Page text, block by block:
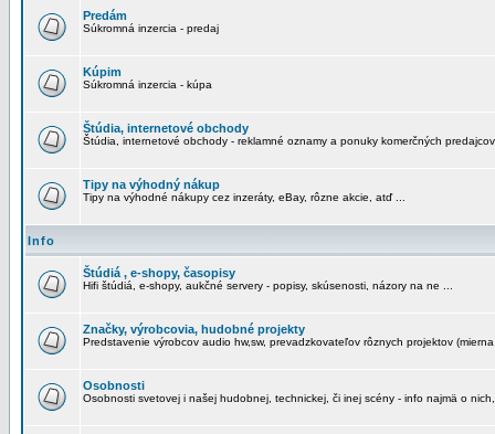
Predám
Súkromná inzercia - predaj
Kúpim
Súkromná inzercia - kúpa
Štúdia, internetové obchody
Štúdia, internetové obchody - reklamné oznamy a ponuky komerčných predajcov
Tipy na výhodný nákup
Tipy na výhodné nákupy cez inzeráty, eBay, rôzne akcie, atď ...
Info
Štúdiá , e-shopy, časopisy
Hifi štúdiá, e-shopy, aukčné servery - popisy, skúsenosti, názory na ne ...
Značky, výrobcovia, hudobné projekty
Predstavenie výrobcov audio hw,sw, prevadzkovateľov rôznych projektov
Osobnosti
Osobnosti svetovej i našej hudobnej, technickej, či inej scény - info najmä o